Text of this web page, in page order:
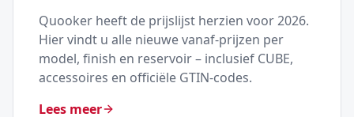
Quooker heeft de prijslijst herzien voor 2026.
Hier vindt u alle nieuwe vanaf-prijzen per
model, finish en reservoir – inclusief CUBE,
accessoires en officiële GTIN-codes.
Lees meer